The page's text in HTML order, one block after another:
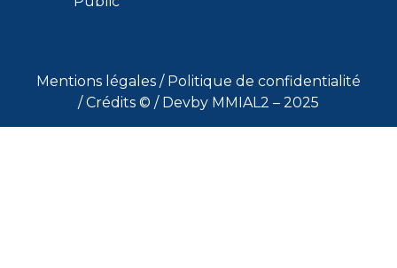
Mentions légales / Politique de confidentialité
/Crédits © / Devby MMIAL2 – 2025